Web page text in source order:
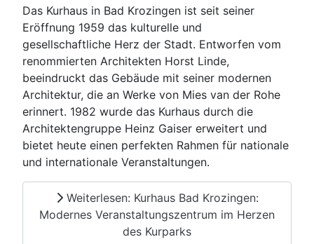
Das Kurhaus in Bad Krozingen ist seit seiner
Eröffnung 1959 das kulturelle und
gesellschaftliche Herz der Stadt. Entworfen vom
renommierten Architekten Horst Linde,
beeindruckt das Gebäude mit seiner modernen
Architektur, die an Werke von Mies van der Rohe
erinnert. 1982 wurde das Kurhaus durch die
Architektengruppe Heinz Gaiser erweitert und
bietet heute einen perfekten Rahmen für nationale
und internationale Veranstaltungen.
Weiterlesen: Kurhaus Bad Krozingen:
Modernes Veranstaltungszentrum im Herzen
des Kurparks